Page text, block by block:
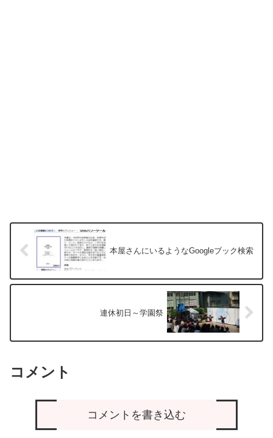
本屋さんにいるようなGoogleブック検索
連休初日～学園祭
コメント
コメントを書き込む